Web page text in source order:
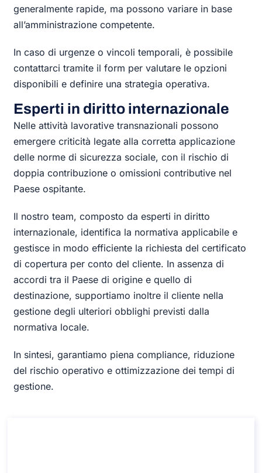
generalmente rapide, ma possono variare in base
all’amministrazione competente.
In caso di urgenze o vincoli temporali, è possibile
contattarci tramite il form per valutare le opzioni
disponibili e definire una strategia operativa.
Esperti in diritto internazionale
Nelle attività lavorative transnazionali possono
emergere criticità legate alla corretta applicazione
delle norme di sicurezza sociale, con il rischio di
doppia contribuzione o omissioni contributive nel
Paese ospitante.
Il nostro team, composto da esperti in diritto
internazionale, identifica la normativa applicabile e
gestisce in modo efficiente la richiesta del certificato
di copertura per conto del cliente. In assenza di
accordi tra il Paese di origine e quello di
destinazione, supportiamo inoltre il cliente nella
gestione degli ulteriori obblighi previsti dalla
normativa locale.
In sintesi, garantiamo piena compliance, riduzione
del rischio operativo e ottimizzazione dei tempi di
gestione.